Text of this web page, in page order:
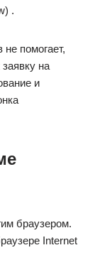
.
помогает,
на
и
браузером.
Internet